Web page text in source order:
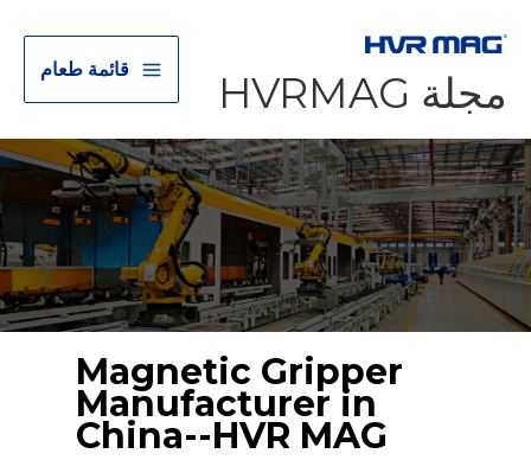
مجلة HVRMAG قائمة طعام
Magnetic Gripper
Manufacturer in
China--HVR MAG